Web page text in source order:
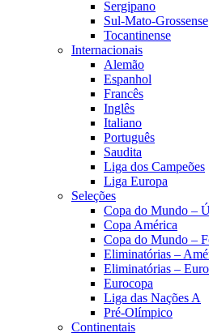
Sergipano
Sul-Mato-Grossense
Tocantinense
Internacionais
Alemão
Espanhol
Francês
Inglês
Italiano
Português
Saudita
Liga dos Campeões
Liga Europa
Seleções
Copa do Mundo –
Copa América
Copa do Mundo –
Eliminatórias –
Eliminatórias –
Eurocopa
Liga das Nações A
Pré-Olímpico
Continentais